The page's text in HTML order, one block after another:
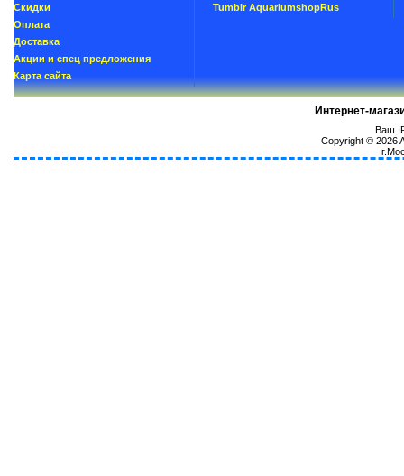
Скидки
Oплатa
Доставка
Акции и спец предложения
Карта сайта
Tumblr AquariumshopRus
Интернет-
Ваш
Copyright © 2026